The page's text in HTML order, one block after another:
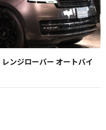
ンジローバー オートバイ